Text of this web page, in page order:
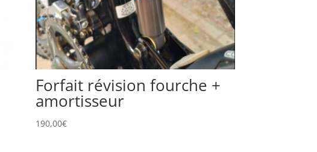
Forfait révision fourche +
amortisseur
190,00€